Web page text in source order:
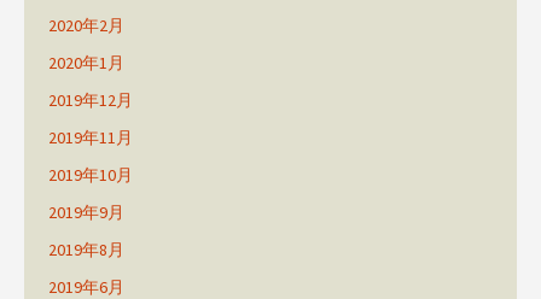
2020年2月
2020年1月
2019年12月
2019年11月
2019年10月
2019年9月
2019年8月
2019年6月